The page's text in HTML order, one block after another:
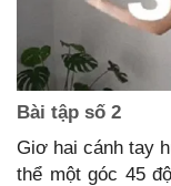
Bài tập số 2
Giơ hai cánh tay
thể một góc 45